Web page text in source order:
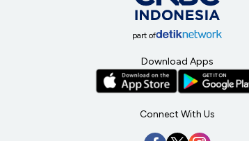
part of
Download Apps
Connect With Us